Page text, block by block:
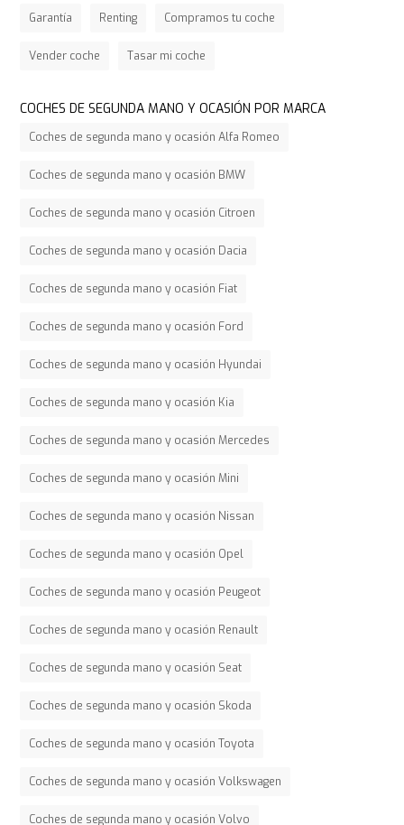
Garantía Renting Compramos tu coche
Vender coche Tasar mi coche
COCHES DE SEGUNDA MANO Y OCASIÓN POR MARCA
Coches de segunda mano y ocasión Alfa Romeo
Coches de segunda mano y ocasión BMW
Coches de segunda mano y ocasión Citroen
Coches de segunda mano y ocasión Dacia
Coches de segunda mano y ocasión Fiat
Coches de segunda mano y ocasión Ford
Coches de segunda mano y ocasión Hyundai
Coches de segunda mano y ocasión Kia
Coches de segunda mano y ocasión Mercedes
Coches de segunda mano y ocasión Mini
Coches de segunda mano y ocasión Nissan
Coches de segunda mano y ocasión Opel
Coches de segunda mano y ocasión Peugeot
Coches de segunda mano y ocasión Renault
Coches de segunda mano y ocasión Seat
Coches de segunda mano y ocasión Skoda
Coches de segunda mano y ocasión Toyota
Coches de segunda mano y ocasión Volkswagen
Coches de segunda mano y ocasión Volvo